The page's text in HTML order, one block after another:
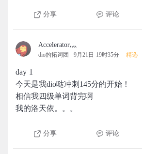
分享 评论
Accelerator灬
dio的拓词团 9月21日 19时35分 精选
day 1
今天是我dio哒冲刺145分的开始！
相信我四级单词背完啊
我的洛天依。。。
分享 评论